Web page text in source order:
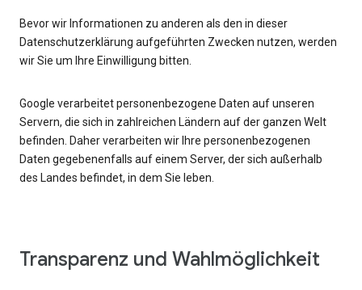
Bevor wir Informationen zu anderen als den in dieser
Datenschutzerklärung aufgeführten Zwecken nutzen, werden
wir Sie um Ihre Einwilligung bitten.
Google verarbeitet personenbezogene Daten auf unseren
Servern, die sich in zahlreichen Ländern auf der ganzen Welt
befinden. Daher verarbeiten wir Ihre personenbezogenen
Daten gegebenenfalls auf einem Server, der sich außerhalb
des Landes befindet, in dem Sie leben.
Transparenz und Wahlmöglichkeit